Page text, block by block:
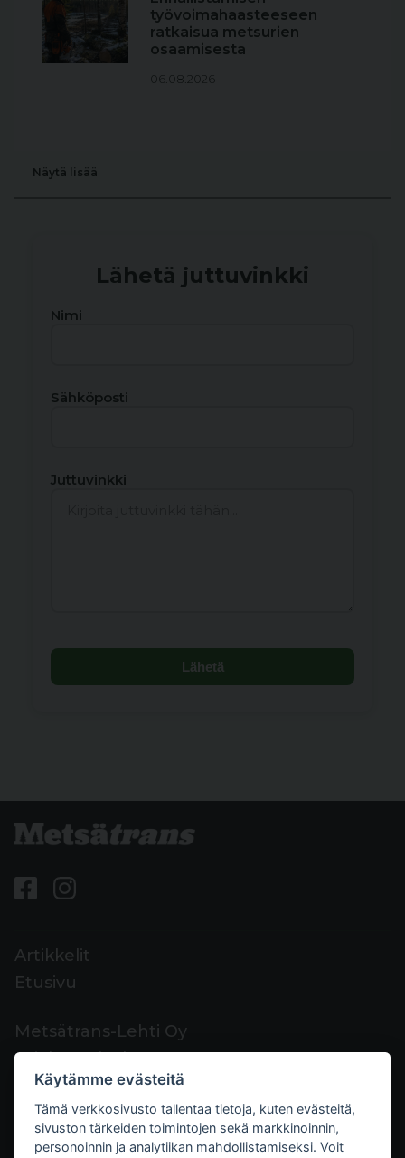
työvoimahaasteeseen
ratkaisua metsurien
osaamisesta
06.08.2026
Näytä lisää
Lähetä juttuvinkki
Nimi
Sähköposti
Juttuvinkki
Lähetä
Artikkelit
Etusivu
Metsätrans-Lehti Oy
Asiakaspalvelu
Yhteystiedot
Palaute
Mediakortti
Käytämme evästeitä
Tämä verkkosivusto tallentaa tietoja, kuten evästeitä,
sivuston tärkeiden toimintojen sekä markkinoinnin,
personoinnin ja analytiikan mahdollistamiseksi. Voit